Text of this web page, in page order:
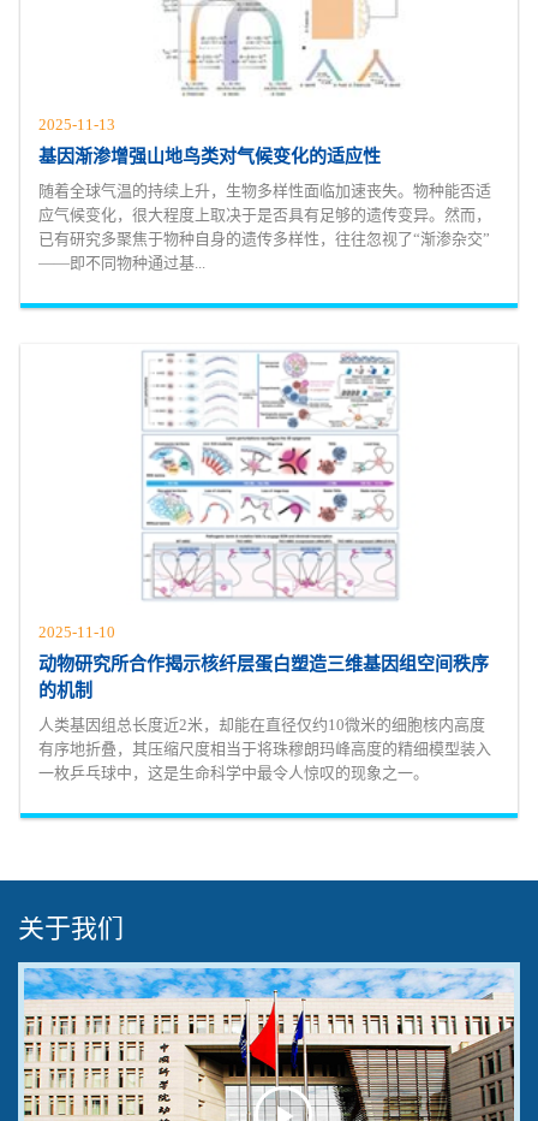
2025-11-13
基因渐渗增强山地鸟类对气候变化的适应性
随着全球气温的持续上升，生物多样性面临加速丧失。物种能否适
应气候变化，很大程度上取决于是否具有足够的遗传变异。然而，
已有研究多聚焦于物种自身的遗传多样性，往往忽视了“渐渗杂交”
——即不同物种通过基...
2025-11-10
动物研究所合作揭示核纤层蛋白塑造三维基因组空间秩序
的机制
人类基因组总长度近2米，却能在直径仅约10微米的细胞核内高度
有序地折叠，其压缩尺度相当于将珠穆朗玛峰高度的精细模型装入
一枚乒乓球中，这是生命科学中最令人惊叹的现象之一。
关于我们